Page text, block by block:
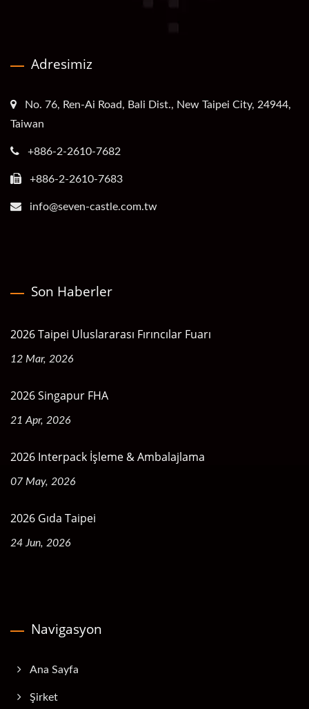
Adresimiz
No. 76, Ren-Ai Road, Bali Dist., New Taipei City, 24944,
Taiwan
+886-2-2610-7682
+886-2-2610-7683
info@seven-castle.com.tw
Son Haberler
2026 Taipei Uluslararası Fırıncılar Fuarı
12 Mar, 2026
2026 Singapur FHA
21 Apr, 2026
2026 Interpack İşleme & Ambalajlama
07 May, 2026
2026 Gıda Taipei
24 Jun, 2026
Navigasyon
Ana Sayfa
Şirket